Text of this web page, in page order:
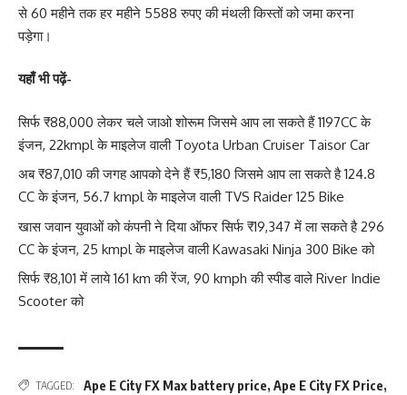
से 60 महीने तक हर महीने 5588 रुपए की मंथली किस्तों को जमा करना
पड़ेगा।
यहाँ भी पढ़ें-
सिर्फ ₹88,000 लेकर चले जाओ शोरूम जिसमे आप ला सकते हैं 1197CC के
इंजन, 22kmpl के माइलेज वाली Toyota Urban Cruiser Taisor Car
अब ₹87,010 की जगह आपको देने हैं ₹5,180 जिसमे आप ला सकते है 124.8
CC के इंजन, 56.7 kmpl के माइलेज वाली TVS Raider 125 Bike
खास जवान युवाओं को कंपनी ने दिया ऑफर सिर्फ ₹19,347 में ला सकते है 296
CC के इंजन, 25 kmpl के माइलेज वाली Kawasaki Ninja 300 Bike को
सिर्फ ₹8,101 में लाये 161 km की रेंज, 90 kmph की स्पीड वाले River Indie
Scooter को
TAGGED: Ape E City FX Max battery price, Ape E City FX Price,